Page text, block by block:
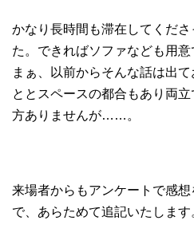
かなり長時間も滞在してくだ
た。できればソファなども用意
まぁ、以前からそんな話は出
ととスペースの都合もあり両
方ありませんが……。
来場者からもアンケートで感
で、あらためて追記いたします